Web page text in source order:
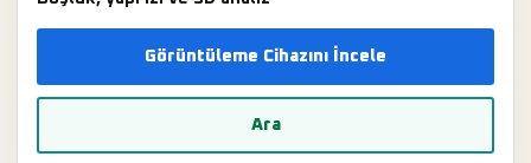
Görüntüleme Cihazını İncele
Ara